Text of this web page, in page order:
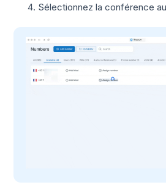
Sélectionnez la conférence